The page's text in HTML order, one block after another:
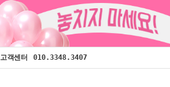
고객센터 010.3348.3407